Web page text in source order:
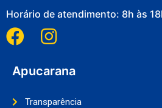
Horário de atendimento: 8h às
Apucarana
Transparência